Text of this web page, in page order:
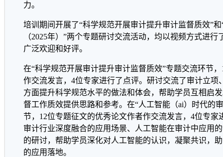
力。
培训期间开展了“科学规范开展审计提升审计监督质效”
（2025年）”两个专题研讨交流活动，均以视频方式进
广泛欢迎和好评。
在“科学规范开展审计提升审计监督质效”专题交流环节
作交流发言，4位专家进行了点评。研讨交流了审计立项
方面提升科学规范水平的做法和体会，帮助学员互相启
督工作质效提供思路和参考。在“人工智能（ai）时代的
节，12位专题征文的优秀论文作者作交流发言，4位专家
审计行业深度融合的应用场景、人工智能在审计中应用
的研讨，帮助学员深化对人工智能的认识，凝聚共识，
的应用落地。